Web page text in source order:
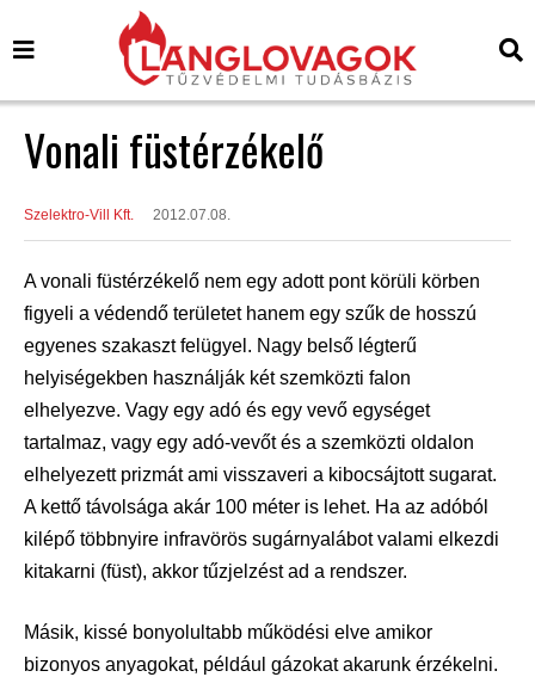
Vonali füstérzékelő
Szelektro-Vill Kft. 2012.07.08.
A vonali füstérzékelő nem egy adott pont körüli körben
figyeli a védendő területet hanem egy szűk de hosszú
egyenes szakaszt felügyel. Nagy belső légterű
helyiségekben használják két szemközti falon
elhelyezve. Vagy egy adó és egy vevő egységet
tartalmaz, vagy egy adó-vevőt és a szemközti oldalon
elhelyezett prizmát ami visszaveri a kibocsájtott sugarat.
A kettő távolsága akár 100 méter is lehet. Ha az adóból
kilépő többnyire infravörös sugárnyalábot valami elkezdi
kitakarni (füst), akkor tűzjelzést ad a rendszer.
Másik, kissé bonyolultabb működési elve amikor
bizonyos anyagokat, például gázokat akarunk érzékelni.